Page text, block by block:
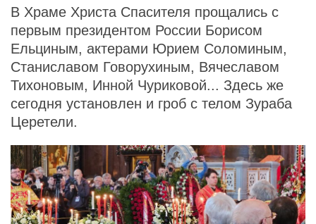
В Храме Христа Спасителя прощались с
первым президентом России Борисом
Ельциным, актерами Юрием Соломиным,
Станиславом Говорухиным, Вячеславом
Тихоновым, Инной Чуриковой... Здесь же
сегодня установлен и гроб с телом Зураба
Церетели.